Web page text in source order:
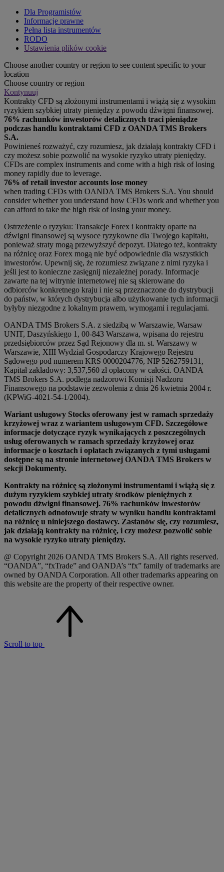
Dla Programistów
Informacje prawne
Pełna lista instrumentów
RODO
Ustawienia plików cookie
Choose another country or region to see content specific to your
location
Choose country or region
Kontynuuj
Kontrakty CFD są złożonymi instrumentami i wiążą się z wysokim
ryzykiem szybkiej utraty pieniędzy z powodu dźwigni finansowej.
76% rachunków inwestorów detalicznych traci pieniądze
podczas handlu kontraktami CFD z OANDA TMS Brokers
S.A.
Powinieneś rozważyć, czy rozumiesz, jak działają kontrakty CFD i
czy możesz sobie pozwolić na wysokie ryzyko utraty pieniędzy.
CFDs are complex instruments and come with a high risk of losing
money rapidly due to leverage.
76% of retail investor accounts lose money
when trading CFDs with OANDA TMS Brokers S.A. You should
consider whether you understand how CFDs work and whether you
can afford to take the high risk of losing your money.
Ostrzeżenie o ryzyku: Transakcje Forex i kontrakty oparte na
dźwigni finansowej są wysoce ryzykowne dla Twojego kapitału,
ponieważ straty mogą przewyższyć depozyt. Dlatego też, kontrakty
na różnicę oraz Forex mogą nie być odpowiednie dla wszystkich
inwestorów. Upewnij się, że rozumiesz związane z nimi ryzyka i
jeśli jest to konieczne zasięgnij niezależnej porady. Informacje
zawarte na tej witrynie internetowej nie są skierowane do
odbiorców konkretnego kraju i nie są przeznaczone do dystrybucji
do państw, w których dystrybucja albo użytkowanie tych informacji
byłyby niezgodne z lokalnym prawem, wymogami i regulacjami.
OANDA TMS Brokers S.A. z siedzibą w Warszawie, Warsaw
UNIT, Daszyńskiego 1, 00-843 Warszawa, wpisana do rejestru
przedsiębiorców przez Sąd Rejonowy dla m. st. Warszawy w
Warszawie, XIII Wydział Gospodarczy Krajowego Rejestru
Sądowego pod numerem KRS 0000204776, NIP 5262759131,
Kapitał zakładowy: 3,537,560 zł opłacony w całości. OANDA
TMS Brokers S.A. podlega nadzorowi Komisji Nadzoru
Finansowego na podstawie zezwolenia z dnia 26 kwietnia 2004 r.
(KPWiG-4021-54-1/2004).
Wariant usługowy Stocks oferowany jest w ramach sprzedaży
krzyżowej wraz z wariantem usługowym CFD. Szczegółowe
informacje dotyczące ryzyk wynikających z poszczególnych
usług oferowanych w ramach sprzedaży krzyżowej oraz
informacje o kosztach i opłatach związanych z tymi usługami
dostępne są na stronie internetowej OANDA TMS Brokers w
sekcji Dokumenty.
Kontrakty na różnicę są złożonymi instrumentami i wiążą się z
dużym ryzykiem szybkiej utraty środków pieniężnych z
powodu dźwigni finansowej. 76% rachunków inwestorów
detalicznych odnotowuje straty w wyniku handlu kontraktami
na różnicę u niniejszego dostawcy. Zastanów się, czy rozumiesz,
jak działają kontrakty na różnicę, i czy możesz pozwolić sobie
na wysokie ryzyko utraty pieniędzy.
@ Copyright 2026 OANDA TMS Brokers S.A. All rights reserved.
“OANDA”, “fxTrade” and OANDA’s “fx” family of trademarks are
owned by OANDA Corporation. All other trademarks appearing on
this website are the property of their respective owner.
Scroll to top